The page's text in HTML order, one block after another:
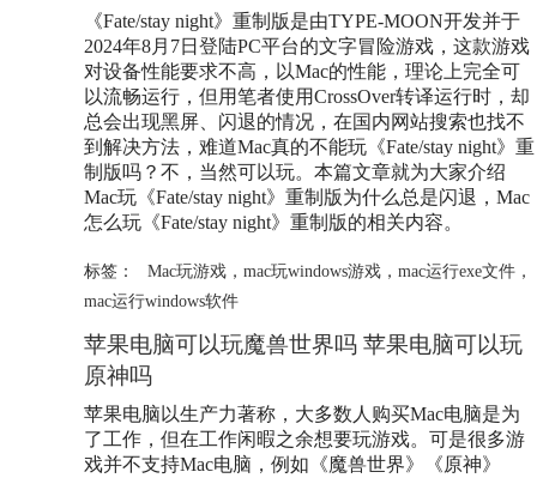
《Fate/stay night》重制版是由TYPE-MOON开发并于
2024年8月7日登陆PC平台的文字冒险游戏，这款游戏
对设备性能要求不高，以Mac的性能，理论上完全可
以流畅运行，但用笔者使用CrossOver转译运行时，却
总会出现黑屏、闪退的情况，在国内网站搜索也找不
到解决方法，难道Mac真的不能玩《Fate/stay night》重
制版吗？不，当然可以玩。本篇文章就为大家介绍
Mac玩《Fate/stay night》重制版为什么总是闪退，Mac
怎么玩《Fate/stay night》重制版的相关内容。
标签： Mac玩游戏， mac玩windows游戏， mac运行exe文件，
mac运行windows软件
苹果电脑可以玩魔兽世界吗 苹果电脑可以玩
原神吗
苹果电脑以生产力著称，大多数人购买Mac电脑是为
了工作，但在工作闲暇之余想要玩游戏。可是很多游
戏并不支持Mac电脑，例如《魔兽世界》《原神》